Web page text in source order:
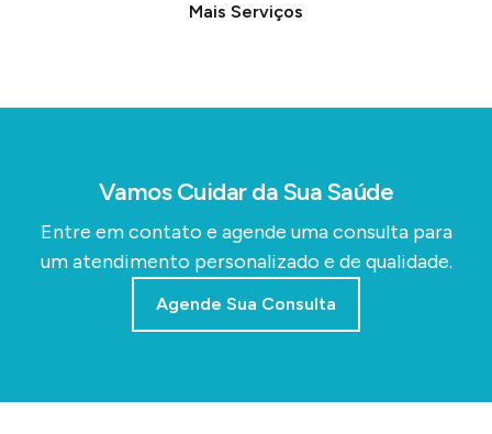
Mais Serviços
Vamos Cuidar da Sua Saúde
Entre em contato e agende uma consulta para
um atendimento personalizado e de qualidade.
Agende Sua Consulta